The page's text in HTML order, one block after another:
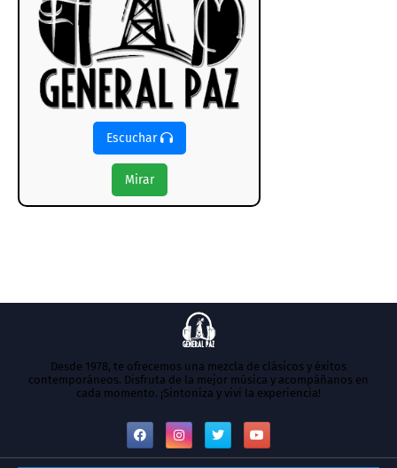
Escuchar
Mirar
Desde 1978, te ofrecemos una mezcla de clásicos y éxitos
contemporáneos. Disfruta de la mejor música y acompáñanos en
cada momento. ¡Sintoniza y vivi la experiencia!